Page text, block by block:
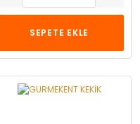
SEPETE EKLE